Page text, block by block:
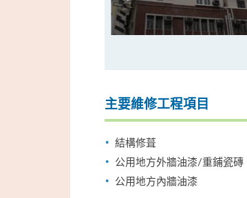
主要維修工程項目
結構修葺
公用地方外牆油漆/重鋪瓷磚
公用地方內牆油漆